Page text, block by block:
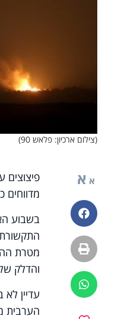
(צילום ארכיון: פלאש 90)
א א
פייסבוק
הדפסה
ווטסאפ
פיצוצים
התקשורת
מטרת
והדלק
עדיין
הערבית